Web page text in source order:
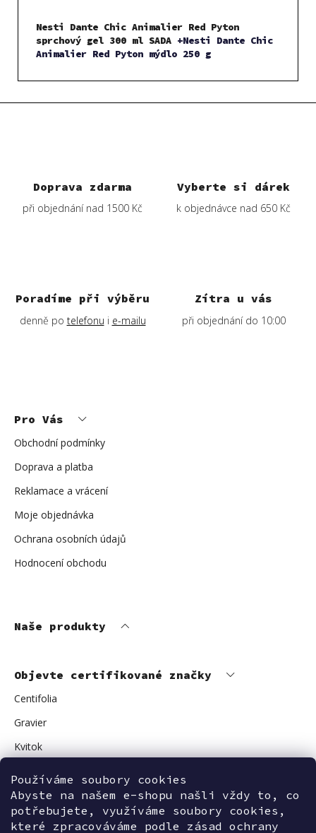
Používáme soubory cookies
Abyste na našem e-shopu našli vždy to, co
potřebujete, využíváme soubory cookies,
které zpracováváme podle zásad ochrany
Doprava zdarma
při objednání nad 1500 Kč
Vyberte si dárek
k objednávce nad 650 Kč
Poradíme při výběru
denně po telefonu i e-mailu
Zítra u vás
při objednání do 10:00
Nesti Dante Chic Animalier Red Pyton
sprchový gel 300 ml SADA +Nesti Dante Chic
Animalier Red Pyton mýdlo 250 g
Pro Vás
Obchodní podmínky
Doprava a platba
Reklamace a vrácení
Moje objednávka
Ochrana osobních údajů
Hodnocení obchodu
Naše produkty
Objevte certifikované značky
Centifolia
Gravier
Kvitok
Avant Skincare
Sonnentor